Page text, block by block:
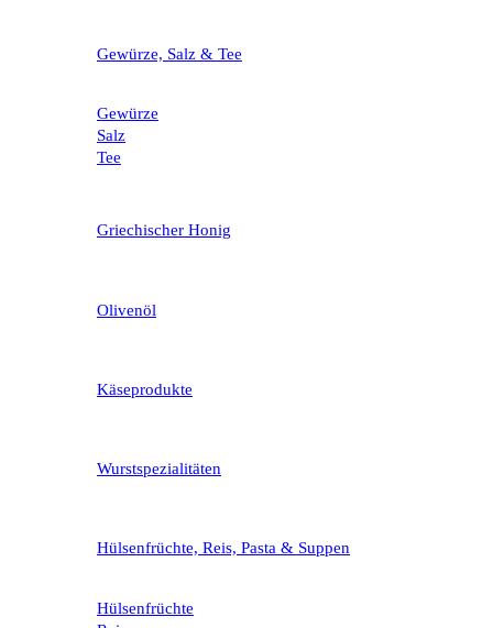
Gewürze, Salz & Tee
Gewürze
Salz
Tee
Griechischer Honig
Olivenöl
Käseprodukte
Wurstspezialitäten
Hülsenfrüchte, Reis, Pasta & Suppen
Hülsenfrüchte